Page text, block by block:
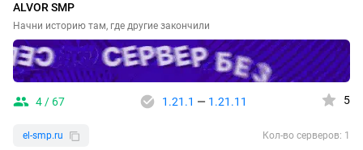
ALVOR SMP
Начни историю там, где другие закончили
4 / 67 1.21.1 — 1.21.11 5
el-smp.ru Кол-во серверов: 1